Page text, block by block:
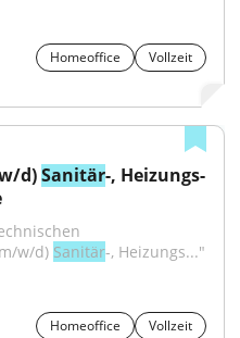
Homeoffice
Vollzeit
d) Sanitär-, Heizungs-
w/d) Sanitär-, Heizungs..."
Homeoffice
Vollzeit